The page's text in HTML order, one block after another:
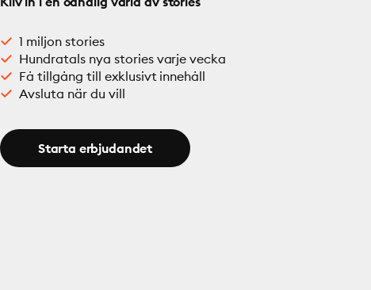
1 miljon stories
Hundratals nya stories varje vecka
Få tillgång till exklusivt innehåll
Avsluta när du vill
Starta erbjudandet